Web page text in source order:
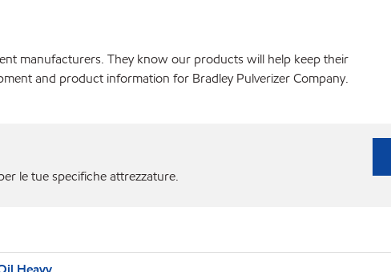
manufacturers. They know our products will help keep their
and product information for Bradley Pulverizer Company.
le tue specifiche attrezzature.